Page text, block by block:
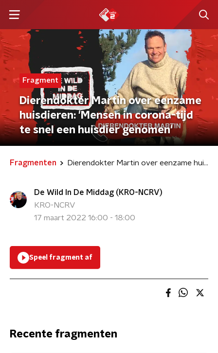
Fragment
Dierendokter Martin over eenzame
huisdieren: 'Mensen in corona-tijd
te snel een huisdier genomen'
Fragmenten Dierendokter Martin over eenzame huisdieren: 'Mensen in corona-tijd te snel een huisdier genomen'
De Wild In De Middag (KRO-NCRV)
KRO-NCRV
17 maart 2022 16:00 - 18:00
Speel fragment af
Recente fragmenten